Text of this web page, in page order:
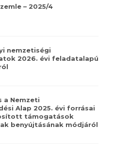
– 2025/4
nemzetiségi
2026. évi feladatalapú
a Nemzeti
Alap 2025. évi forrásai
támogatások
benyújtásának módjáról